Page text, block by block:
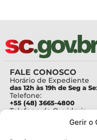
Gerir o
FALE CONOSCO
Horário de Expediente
das 12h às 19h de Seg a
Telefone:
+55 (48) 3665-4800
Telefone da Ouvidoria